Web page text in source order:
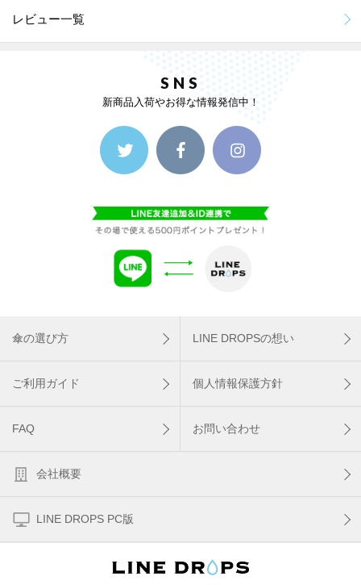
レビュー一覧
SNS
新商品入荷やお得な情報発信中！
傘の選び方 LINE DROPSの想い
ご利用ガイド 個人情報保護方針
FAQ お問い合わせ
会社概要
LINE DROPS PC版